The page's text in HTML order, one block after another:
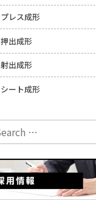
プレス成形
押出成形
射出成形
シート成形